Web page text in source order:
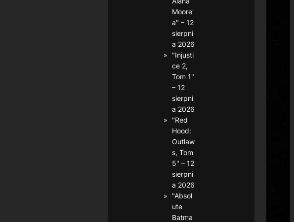
Moore'
a" – 12
sierpni
a 2026
"Injusti
ce 2,
Tom 1"
– 12
sierpni
a 2026
"Red
Hood:
Outlaw
s, Tom
5" – 12
sierpni
a 2026
"Absol
ute
Batma